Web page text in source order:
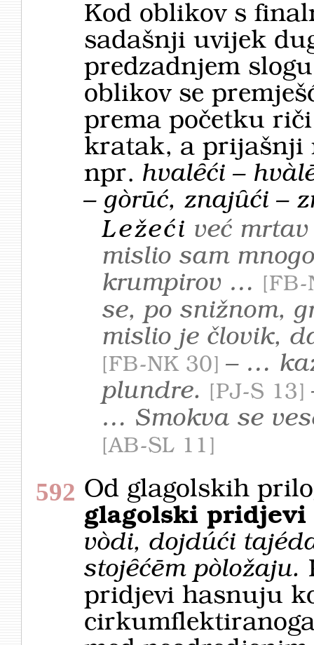
Kod oblikov s
sadašnji uvijek
predzadnjem
oblikov se
prema početku
kratak, a prijašnji
npr. hvalȇći –
– gòrūć, znajȗći –
Ležeći već
mislio sam
krumpirov …
FB-
se, po snižnom,
mislio je človik,
FB-NK 30 – …
plundre.
PJ-S 13
… Smokva se
AB-SL 11
592 Od glagolskih
glagolski pridjevi
vòdi, dojdúći
stojȇćēm pòložaju.
pridjevi hasnuju